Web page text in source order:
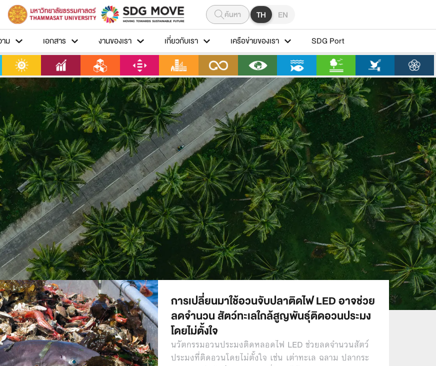
ค้นหา TH EN
ม เอกสาร งานของเรา เกี่ยวกับเรา เครือข่ายของเรา SDG Port
การเปลี่ยนมาใช้อวนจับปลาติดไฟ LED อาจช่วย
ลดจำนวน สัตว์ทะเลใกล้สูญพันธุ์ติดอวนประมง
โดยไม่ตั้งใจ
นวัตกรรมอวนประมงติดหลอดไฟ LED ช่วยลดจำนวนสัตว์
ประมงที่ติดอวนโดยไม่ตั้งใจ เช่น เต่าทะเล ฉลาม ปลากระ